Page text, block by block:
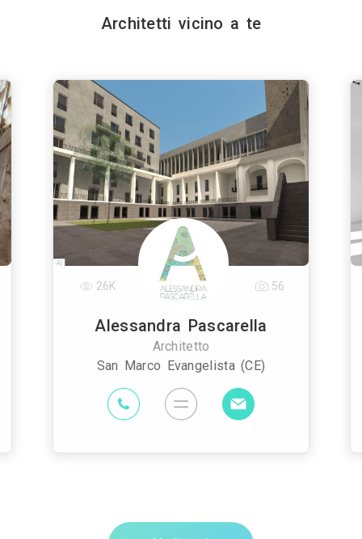
Architetti vicino a te
Alessandra Pascarella
Architetto
San Marco Evangelista (CE)
26K 56